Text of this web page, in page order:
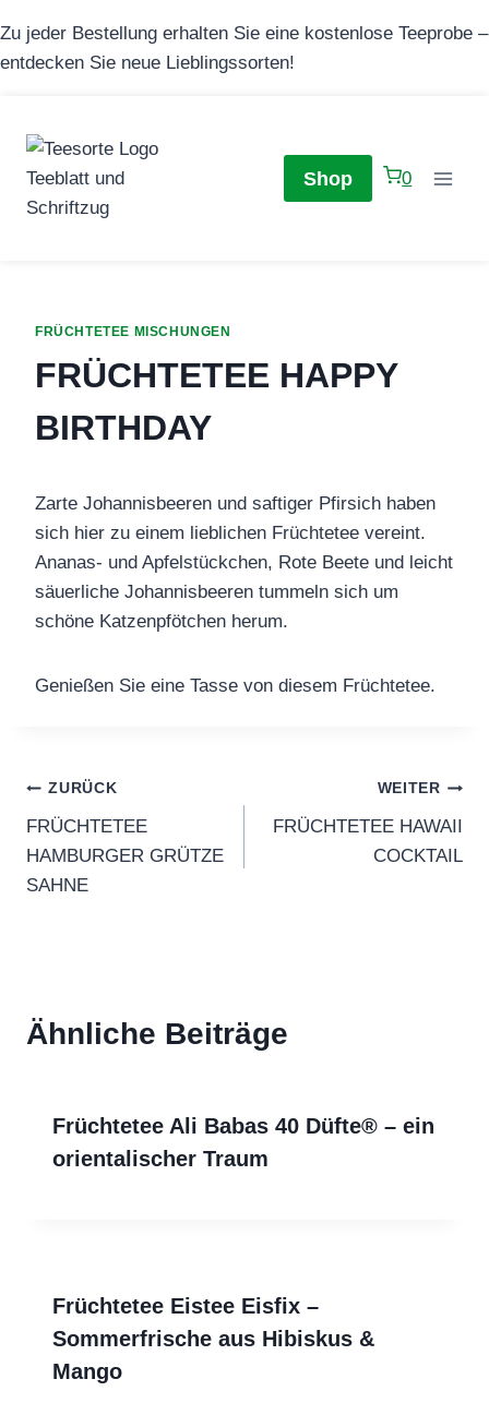
Inhalt
springen
Zu jeder Bestellung erhalten Sie eine kostenlose Teeprobe –
entdecken Sie neue Lieblingssorten!
Shop 0
FRÜCHTETEE MISCHUNGEN
FRÜCHTETEE HAPPY
BIRTHDAY
Zarte Johannisbeeren und saftiger Pfirsich haben
sich hier zu einem lieblichen Früchtetee vereint.
Ananas- und Apfelstückchen, Rote Beete und leicht
säuerliche Johannisbeeren tummeln sich um
schöne Katzenpfötchen herum.
Genießen Sie eine Tasse von diesem Früchtetee.
Beitragsnavigation
ZURÜCK
FRÜCHTETEE
HAMBURGER GRÜTZE
SAHNE
WEITER
FRÜCHTETEE HAWAII
COCKTAIL
Ähnliche Beiträge
Früchtetee Ali Babas 40 Düfte® – ein
orientalischer Traum
Früchtetee Eistee Eisfix –
Sommerfrische aus Hibiskus &
Mango